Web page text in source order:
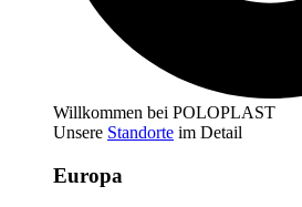
Willkommen bei POLOPLAST
Unsere Standorte im Detail
Europa